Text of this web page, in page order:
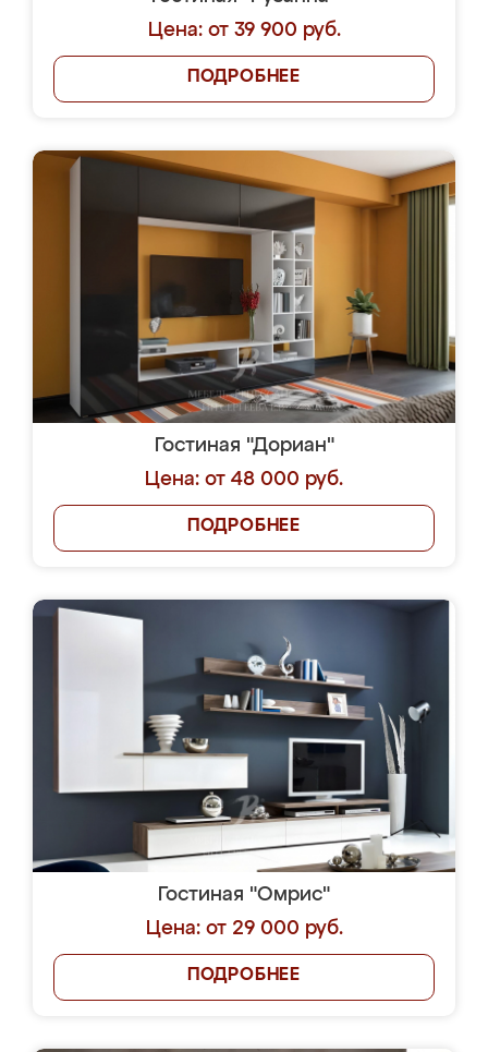
Цена: от 39 900 руб.
ПОДРОБНЕЕ
Гостиная "Дориан"
Цена: от 48 000 руб.
ПОДРОБНЕЕ
Гостиная "Омрис"
Цена: от 29 000 руб.
ПОДРОБНЕЕ